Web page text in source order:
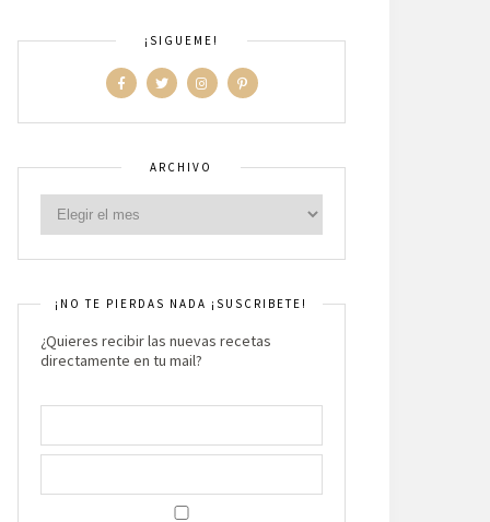
¡SIGUEME!
ARCHIVO
¡NO TE PIERDAS NADA ¡SUSCRIBETE!
¿Quieres recibir las nuevas recetas
directamente en tu mail?